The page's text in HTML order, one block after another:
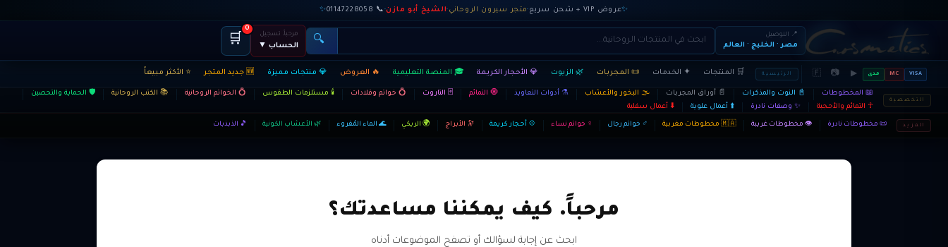
✨عروض VIP + شحن سريع ·متجر سيرون الروحاني·الشيخ أبو مازن·
📞 01147228058
✨
📍 التوصيل
مصر · الخليج · العالم 🔍
مرحباً، تسجيل
الحساب ▼ 🛒
0
VISA
MC مدى ▶
📷
🇫 الرئيسية 🛒 المنتجات ✦ الخدمات 📜 المجربات 🌿 الزيوت 💎 الأحجار الكريمة 🎓 المنصة التعليمية 🔥 العروض 💎 منتجات مميزة 🆕 جديد المتجر ⭐ الأكثر مبيعاً
التخصصية
📖 المخطوطات 📓 النوت والمذكرات 📄 أوراق المجربات 🌫️ البخور والأعشاب ⚗️ أدوات التعاويذ 🧿 التمائم 🃏 التاروت 💍 خواتم وقلادات 🕯️ مستلزمات الطقوس 💍 الخواتم الروحانية 📚 الكتب الروحانية
🛡️ الحماية والتحصين
☥ التمائم والأحجبة
✨ وصفات نادرة ⬆️ أعمال علوية ⬇️ أعمال سفلية
المزيد 📜 مخطوطات نادرة 👁️ مخطوطات غريبة 🇲🇦 مخطوطات مغربية ♂ خواتم رجال ♀ خواتم نساء 💠 أحجار كريمة 🔭 الأبراج 🌍 الريكي 🌊 الماء المُقروء 🌿 الأعشاب الكونية 🎵 الذبذبات
مرحباً. كيف يمكننا مساعدتك؟
ابحث عن إجابة لسؤالك أو تصفح الموضوعات أدناه